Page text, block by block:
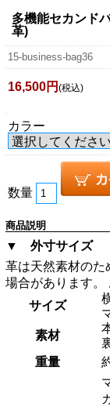
多機能セカンド
革)
15-business-bag36
16,500円 (税込)
カラー
数量
商品説明
▼ 外寸サイズ
革は天然素材のた
場合があります。
サイズ
素材
重量